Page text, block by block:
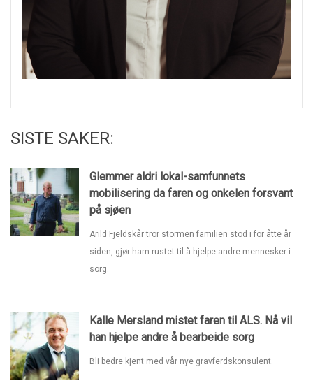
SISTE SAKER:
Glemmer aldri lokal-samfunnets
mobilisering da faren og onkelen forsvant
på sjøen
Arild Fjeldskår tror stormen familien stod i for åtte år
siden, gjør ham rustet til å hjelpe andre mennesker i
sorg.
Kalle Mersland mistet faren til ALS. Nå vil
han hjelpe andre å bearbeide sorg
Bli bedre kjent med vår nye gravferdskonsulent.